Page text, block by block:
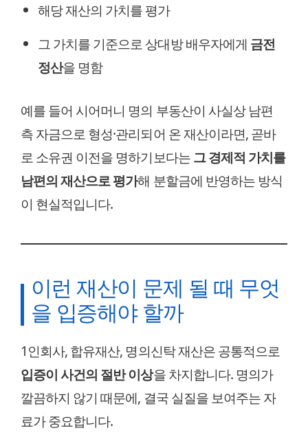
해당 재산의 가치를 평가
그 가치를 기준으로 상대방 배우자에게 금전
정산을 명함
예를 들어 시어머니 명의 부동산이 사실상 남편
측 자금으로 형성·관리되어 온 재산이라면, 곧바
로 소유권 이전을 명하기보다는그 경제적 가치를
남편의 재산으로 평가해 분할금에 반영하는 방식
이 현실적입니다.
이런 재산이 문제 될 때 무엇
을 입증해야 할까
1인회사, 합유재산, 명의신탁 재산은 공통적으로
입증이 사건의 절반 이상을 차지합니다. 명의가
깔끔하지 않기 때문에, 결국 실질을 보여주는 자
료가 중요합니다.